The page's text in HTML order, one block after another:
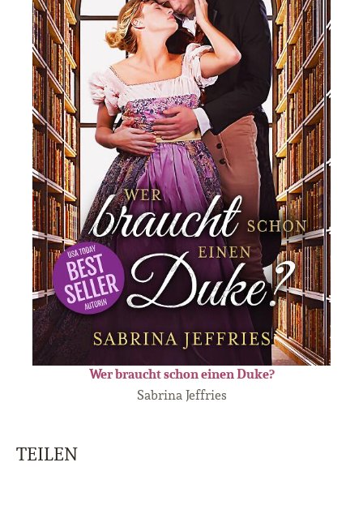
Wer braucht schon einen Duke?
Sabrina Jeffries
TEILEN